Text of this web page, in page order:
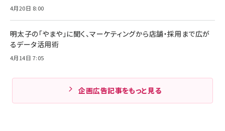
4月20日 8:00
明太子の「やまや」に聞く、マーケティングから店舗・採用まで広が
るデータ活用術
4月14日 7:05
企画広告記事をもっと見る